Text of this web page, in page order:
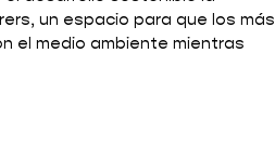
un espacio para que los más
el medio ambiente mientras